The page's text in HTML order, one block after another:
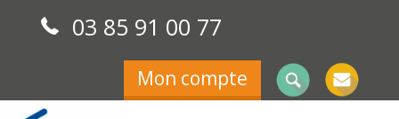
03 85 91 00 77
Mon compte